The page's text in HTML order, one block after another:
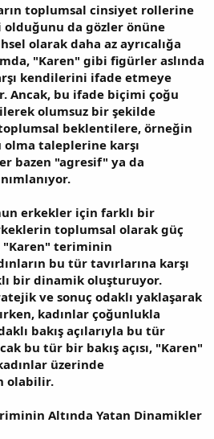
toplumsal cinsiyet rollerine
olduğunu da gözler önüne
olarak daha az ayrıcalığa
"Karen" gibi figürler aslında
kendilerini ifade etmeye
Ancak, bu ifade biçimi çoğu
olumsuz bir şekilde
beklentilere, örneğin
taleplerine karşı
bazen "agresif" ya da
erkekler için farklı bir
toplumsal olarak güç
teriminin
bu tür tavırlarına karşı
bir dinamik oluşturuyor.
ve sonuç odaklı yaklaşarak
kadınlar çoğunlukla
bakış açılarıyla bu tür
bu tür bir bakış açısı, "Karen"
üzerinde
olabilir.
Altında Yatan Dinamikler